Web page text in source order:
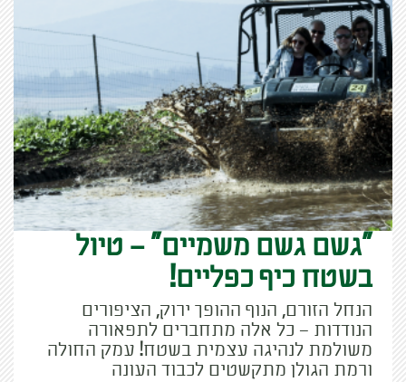
"גשם גשם משמיים" – טיול
בשטח כיף כפליים!
הנחל הזורם, הנוף ההופך ירוק, הציפורים
הנודדות – כל אלה מתחברים לתפאורה
משולמת לנהיגה עצמית בשטח! עמק החולה
ורמת הגולן מתקשטים לכבוד העונה